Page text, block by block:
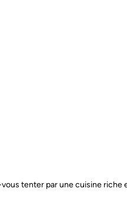
tenter par une cuisine